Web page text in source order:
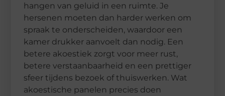
hangen van geluid in een ruimte. Je
hersenen moeten dan harder werken om
spraak te onderscheiden, waardoor een
kamer drukker aanvoelt dan nodig. Een
betere akoestiek zorgt voor meer rust,
betere verstaanbaarheid en een prettiger
sfeer tijdens bezoek of thuiswerken. Wat
akoestische panelen precies doen